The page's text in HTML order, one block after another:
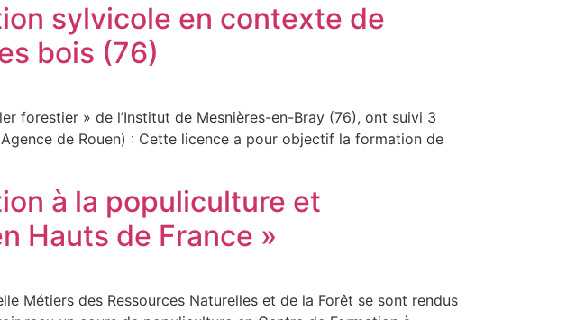
sylvicole en contexte de
bois (76)
forestier » de l’Institut de Mesnières-en-Bray (76), ont suivi 3
de Rouen) : Cette licence a pour objectif la formation de
à la populiculture et
Hauts de France »
Métiers des Ressources Naturelles et de la Forêt se sont rendus